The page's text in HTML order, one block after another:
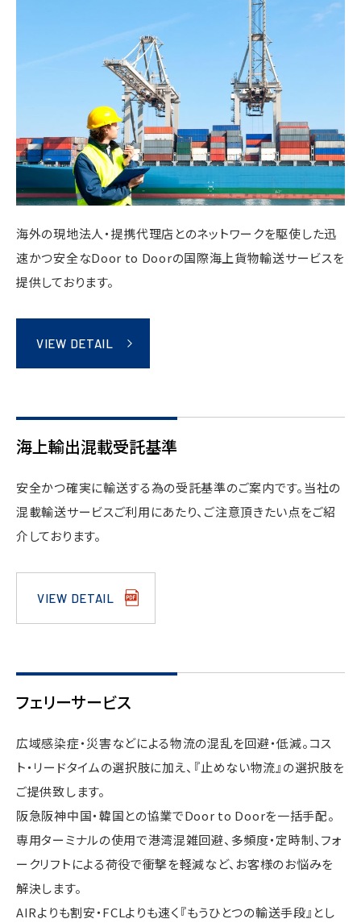
海外の現地法人・提携代理店とのネットワークを駆使した迅
速かつ安全なDoor to Doorの国際海上貨物輸送サービスを
提供しております。
VIEW DETAIL
海上輸出混載受託基準
安全かつ確実に輸送する為の受託基準のご案内です。当社の
混載輸送サービスご利用にあたり、ご注意頂きたい点をご紹
介しております。
VIEW DETAIL
フェリーサービス
広域感染症・災害などによる物流の混乱を回避・低減。コス
ト・リードタイムの選択肢に加え、『止めない物流』の選択肢を
ご提供致します。
阪急阪神中国・韓国との協業でDoor to Doorを一括手配。
専用ターミナルの使用で港湾混雑回避、多頻度・定時制、フォ
ークリフトによる荷役で衝撃を軽減など、お客様のお悩みを
解決します。
AIRよりも割安・FCLよりも速く『もうひとつの輸送手段』とし